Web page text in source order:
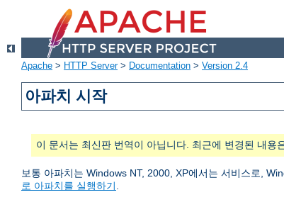
Apache > HTTP Server> Documentation > Version 2.4
아파치 시작
이 문서는 최신판 번역이 아닙니다. 최근에 변경된 내용
보통 아파치는 Windows NT, 2000, XP에서는 서비스로,
로 아파치를 실행하기.